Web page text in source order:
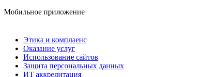
Мобильное приложение
Этика и комплаенс
Оказание услуг
Использование сайтов
Защита персональных данных
ИТ аккредитация